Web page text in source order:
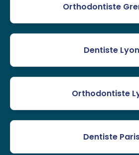
Orthodontiste
Dentiste Lyon
Orthodontiste
Dentiste